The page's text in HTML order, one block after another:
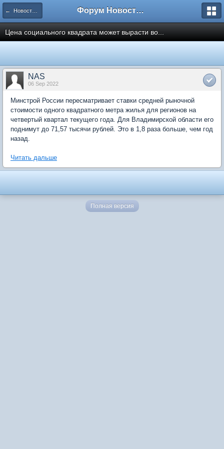
← Новости рынка недвижимости Форум Новостройки
Цена социального квадрата может вырасти во...
NAS
06 Sep 2022
Минстрой России пересматривает ставки средней рыночной
стоимости одного квадратного метра жилья для регионов на
четвертый квартал текущего года. Для Владимирской области его
поднимут до 71,57 тысячи рублей. Это в 1,8 раза больше, чем год
назад.
Читать дальше
Полная версия